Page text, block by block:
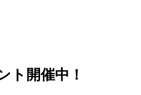
ト開催中！